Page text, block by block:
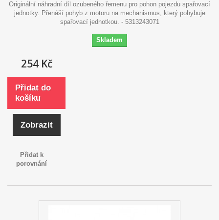
Originální náhradní díl ozubeného řemenu pro pohon pojezdu spařovací
jednotky. Přenáší pohyb z motoru na mechanismus, který pohybuje
spařovací jednotkou. - 5313243071
Skladem
254 Kč
Přidat do
košíku
Zobrazit
Přidat k
porovnání